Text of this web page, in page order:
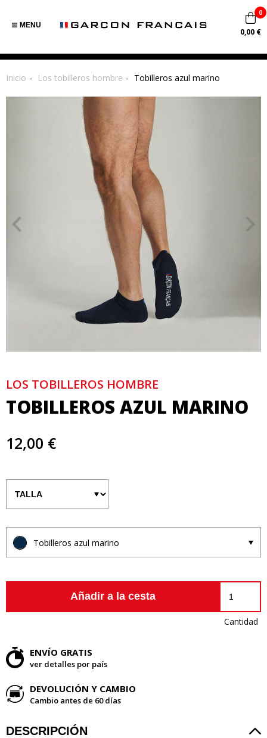
MENU
0
0,00 €
Inicio Los tobilleros hombre Tobilleros azul marino
LOS TOBILLEROS HOMBRE
TOBILLEROS AZUL MARINO
12,00 €
Tobilleros azul marino
Añadir a la cesta
Cantidad
ENVÍO GRATIS
ver detalles por país
DEVOLUCIÓN Y CAMBIO
Cambio antes de 60 días
DESCRIPCIÓN